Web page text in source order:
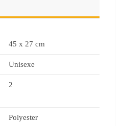
45 x 27 cm
Unisexe
2
Polyester